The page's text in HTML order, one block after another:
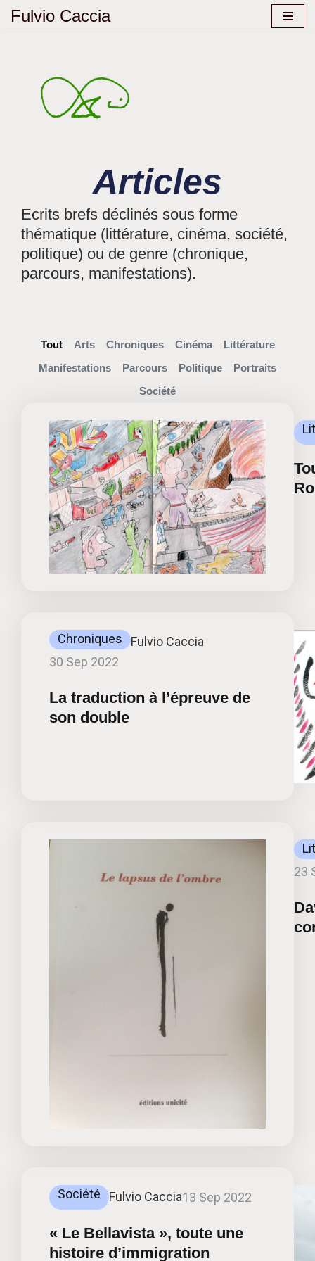
Fulvio Caccia
Articles
Ecrits brefs déclinés sous forme
thématique (littérature, cinéma, société,
politique) ou de genre (chronique,
parcours, manifestations).
Arts Chroniques Cinéma
Littérature
Manifestations
Parcours Politique
Portraits
Société
Tout
Chroniques
Fulvio Caccia
30 Sep 2022
La traduction à l’épreuve de
son double
23
Société Fulvio Caccia13 Sep 2022
« Le Bellavista », toute une
histoire d’immigration